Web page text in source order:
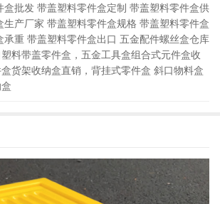
批发 带盖塑料零件盒定制 带盖塑料零件盒供
生产厂家 带盖塑料零件盒规格 带盖塑料零件盒
承重 带盖塑料零件盒出口 五金配件螺丝盒仓库
料带盖零件盒，五金工具盒组合式元件盒收
货架收纳盒直销，背挂式零件盒 斜口物料盒